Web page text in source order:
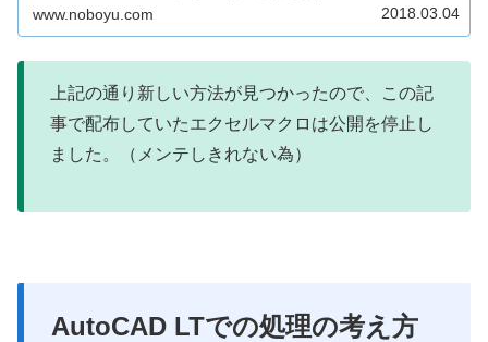
www.noboyu.com 2018.03.04
上記の通り新しい方法が見つかったので、この記
事で配布していたエクセルマクロは公開を停止し
ました。（メンテしきれない為）
AutoCAD LTでの処理の考え方